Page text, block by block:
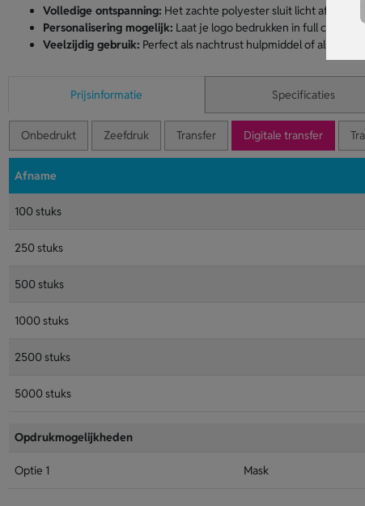
Volledige ontspanning: Het zachte polyester sluit licht af en
Personalisering mogelijk: Laat je logo bedrukken in full colour
Veelzijdig gebruik: Perfect als nachtrust hulpmiddel of als
Prijsinformatie Specificaties
Onbedrukt Zeefdruk Transfer Digitale transfer
Afname
100 stuks
250 stuks
500 stuks
1000 stuks
2500 stuks
5000 stuks
Opdrukmogelijkheden
Optie 1 Mask